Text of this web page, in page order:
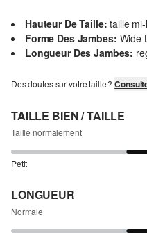
Hauteur De Taille: taille
Forme Des Jambes: Wide
Longueur Des Jambes:
Des doutes sur votre taille ?
TAILLE BIEN / TAILLE
Taille normalement
Petit
LONGUEUR
Normale